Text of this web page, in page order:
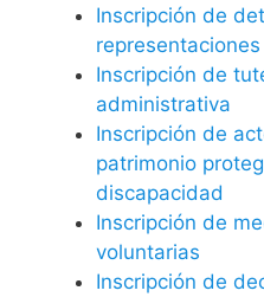
Inscripción de
Inscripción de
administrativa
Inscripción de
patrimonio
discapacidad
Inscripción de
voluntarias
Inscripción de